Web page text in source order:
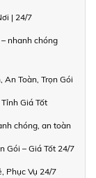
| 24/7
nhanh chóng
An Toàn, Trọn Gói
Giá Tốt
chóng, an toàn
Gói – Giá Tốt 24/7
Phục Vụ 24/7